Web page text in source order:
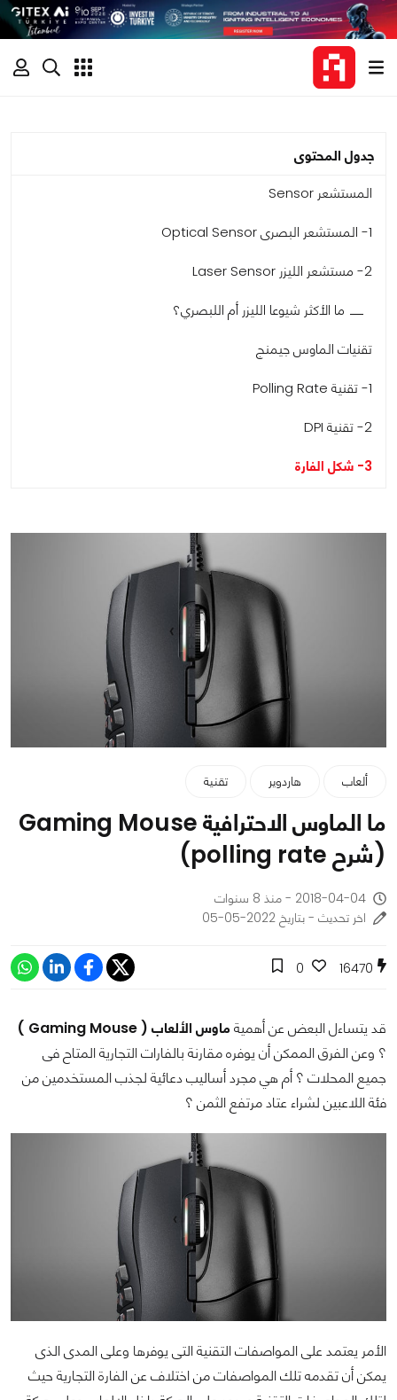
جدول المحتوى
المستشعر Sensor
1- المستشعر البصرى Optical Sensor
2- مستشعر الليزر Laser Sensor
ما الأكثر شيوعا الليزر أم اللبصري؟
تقنيات الماوس جيمنج
1- تقنية Polling Rate
2- تقنية DPI
3- شكل الفارة
ألعاب هاردوير تقنية
ما الماوس الاحترافية Gaming Mouse
(شرح polling rate)
2018-04-04 - منذ 8 سنوات
اخر تحديث - بتاريخ 2022-05-05
16470
0
قد يتساءل البعض عن أهمية ماوس الألعاب ( Gaming Mouse )
؟ وعن الفرق الممكن أن يوفره مقارنة بالفارات التجارية المتاح فى
جميع المحلات ؟ أم هي مجرد أساليب دعائية لجذب المستخدمين من
فئة اللاعبين لشراء عتاد مرتفع الثمن ؟
الأمر يعتمد على المواصفات التقنية التى يوفرها وعلى المدى الذى
يمكن أن تقدمه تلك المواصفات من اختلاف عن الفارة التجارية حيث